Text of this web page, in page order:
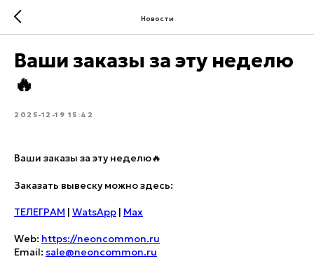
Новости
Ваши заказы за эту неделю
🔥
2025-12-19 15:42
Ваши заказы за эту неделю🔥
Заказать вывеску можно здесь:
ТЕЛЕГРАМ | WatsApp | Max
Web: https://neoncommon.ru
Email: sale@neoncommon.ru